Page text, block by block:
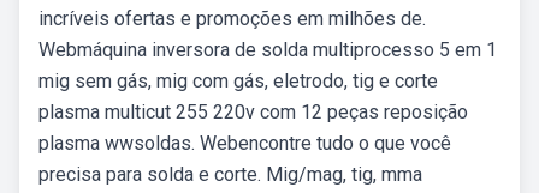
incríveis ofertas e promoções em milhões de.
Webmáquina inversora de solda multiprocesso 5 em 1
mig sem gás, mig com gás, eletrodo, tig e corte
plasma multicut 255 220v com 12 peças reposição
plasma wwsoldas. Webencontre tudo o que você
precisa para solda e corte. Mig/mag, tig, mma